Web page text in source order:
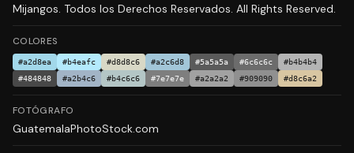
Mijangos. Todos los Derechos Reservados. All Rights Reserved.
COLORES
#a2d8ea #b4eafc #d8d8c6 #a2c6d8 #5a5a5a #6c6c6c
#b4b4b4
#484848
#a2b4c6 #b4c6c6 #7e7e7e #a2a2a2 #909090 #d8c6a2
FOTÓGRAFO
GuatemalaPhotoStock.com